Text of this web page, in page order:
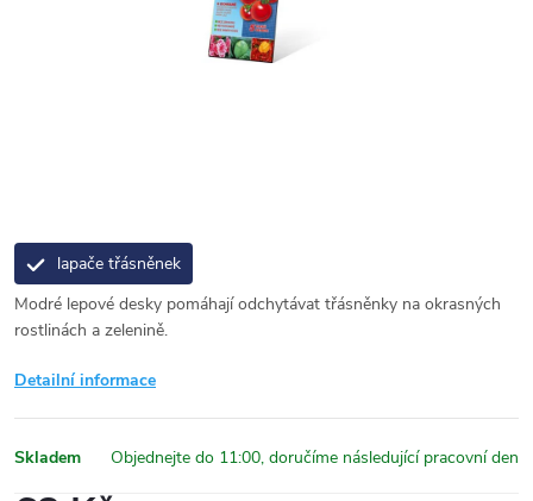
lapače třásněnek
Modré lepové desky pomáhají odchytávat třásněnky na okrasných
rostlinách a zelenině.
Detailní informace
Skladem